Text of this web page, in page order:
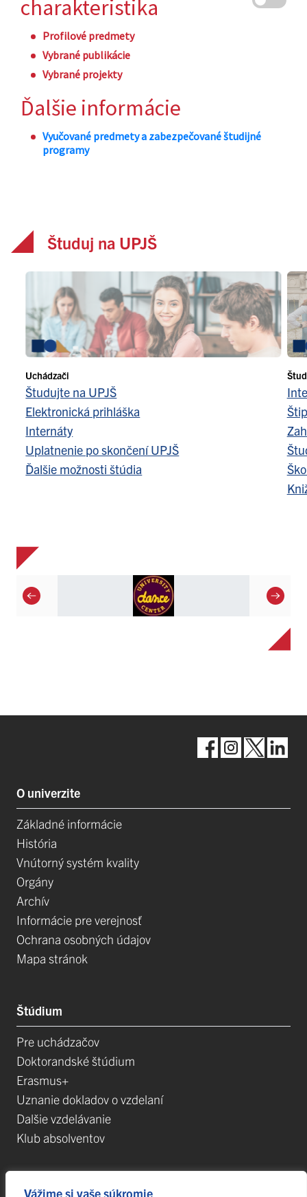
Vážime si vaše súkromie
Študuj na UPJŠ
Uchádzači
Študujte na UPJŠ
Elektronická prihláška
Internáty
Uplatnenie po skončení UPJŠ
Ďalšie možnosti štúdia
O univerzite
Základné informácie
História
Vnútorný systém kvality
Orgány
Archív
Informácie pre verejnosť
Ochrana osobných údajov
Mapa stránok
Štúdium
Pre uchádzačov
Doktorandské štúdium
Erasmus+
Uznanie dokladov o vzdelaní
Dalšie vzdelávanie
Klub absolventov
Veda